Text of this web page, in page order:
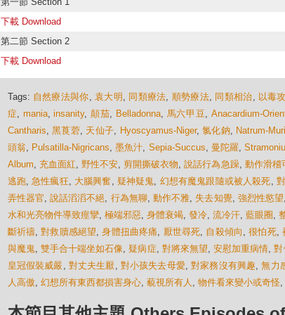
下載 Download
第二節 Section 2
下載 Download
Tags: 自然療法與你, 袁大明 , 同類療法, 順勢療法, 同類相治, 以毒
症, mania,insanity,顛茄, Belladonna, 馬六甲豆,Anacardium-
Cantharis, 黑莨菪, 天仙子, Hyoscyamus-Niger, 氯化鈉, Natrum-
頭翁, Pulsatilla-Nigricans,墨魚汁, Sepia-Succus, 曼陀羅,
Album, 充血面紅, 野性不安,剪開撕破衣物,說話行為急躁, 動作滑稽
逃跑,急性瘋狂, 大腦興奮 , 疑神疑鬼, 幻想有魔鬼跟隨或被人殺死,
弄性器官, 說話滔滔不絕, 行為無聊, 動作不雅, 失去知覺, 強烈性慾望
水和光亮物件導致痙攣, 極端邪惡, 身體衰竭, 發冷, 流冷汗, 藍眼圈 ,
斷祈禱,對救贖感絕望,身體扭曲疼痛, 厭世尋死, 自殺傾向 ,很怕死,
與魔鬼, 雙手合十端坐如石像, 疑病症, 對將來無望, 安慰加重病情,對
皇冠假裝威嚴 , 對丈夫生厭, 對小孩失去母愛,對家務沒有興趣,無力
人高傲, 幻想所有東西都損害身心, 藐視所有人 , 物件看來變小或奇怪,